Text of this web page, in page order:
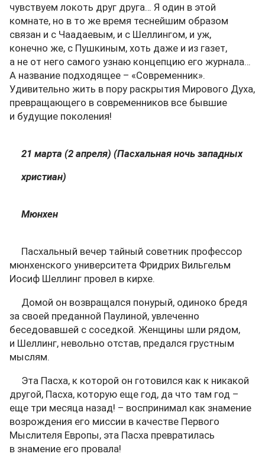
чувствуем локоть друг друга… Я один в этой
комнате, но в то же время теснейшим образом
связан и с Чаадаевым, и с Шеллингом, и уж,
конечно же, с Пушкиным, хоть даже и из газет,
а не от него самого узнаю концепцию его журнала…
А название подходящее – «Современник».
Удивительно жить в пору раскрытия Мирового Духа,
превращающего в современников все бывшие
и будущие поколения!
21 марта (2 апреля) (Пасхальная ночь западных
христиан)
Мюнхен
Пасхальный вечер тайный советник профессор
мюнхенского университета Фридрих Вильгельм
Иосиф Шеллинг провел в кирхе.
Домой он возвращался понурый, одиноко бредя
за своей преданной Паулиной, увлеченно
беседовавшей с соседкой. Женщины шли рядом,
и Шеллинг, невольно отстав, предался грустным
мыслям.
Эта Пасха, к которой он готовился как к никакой
другой, Пасха, которую еще год, да что там год –
еще три месяца назад! – воспринимал как знамение
возрождения его миссии в качестве Первого
Мыслителя Европы, эта Пасха превратилась
в знамение его провала!